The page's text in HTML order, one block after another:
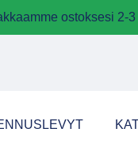
ostoksesi 2-